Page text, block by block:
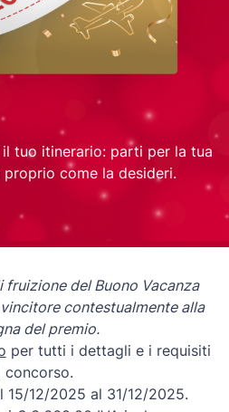
tuo itinerario: parti per la tua
come la desideri.
fruizione del Buono Vacanza
contestualmente alla
del premio.
per tutti i dettagli e i requisiti
concorso.
15/12/2025 al 31/12/2025.